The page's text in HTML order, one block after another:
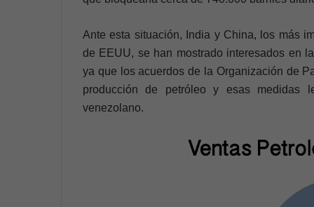
Ante esta situación, India y China, los más
de EEUU, se han mostrado interesados en
ya que los acuerdos de la Organización de
producción de petróleo y esas medidas
venezolano.